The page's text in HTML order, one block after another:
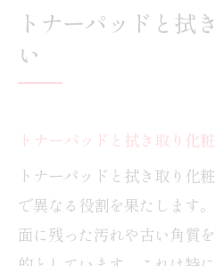
トナーパッドと拭
い
トナーパッドと拭き取り化
トナーパッドと拭き取り化
で異なる役割を果たします
面に残った汚れや古い角質